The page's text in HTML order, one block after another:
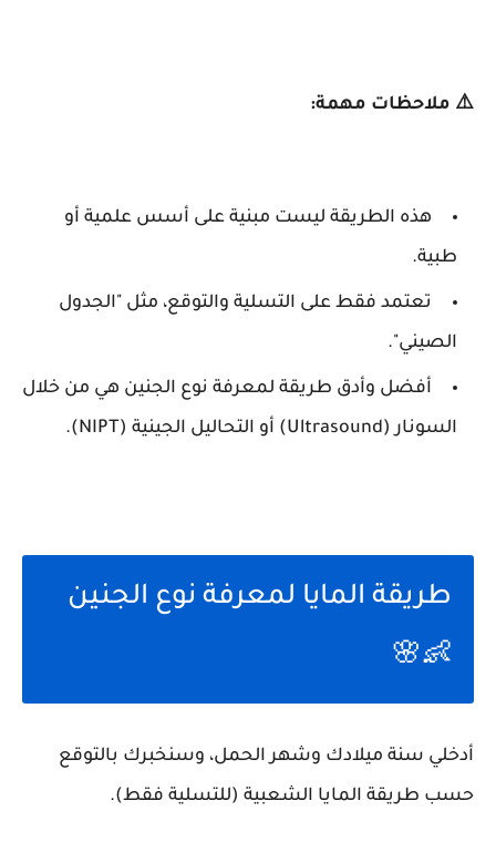
⚠️ ملاحظات مهمة:
هذه الطريقة ليست مبنية على أسس علمية أو
طبية.
تعتمد فقط على التسلية والتوقع، مثل "الجدول
الصيني".
أفضل وأدق طريقة لمعرفة نوع الجنين هي من خلال
السونار (Ultrasound) أو التحاليل الجينية (NIPT).
طريقة المايا لمعرفة نوع الجنين
👶🌸
أدخلي سنة ميلادك وشهر الحمل، وسنخبرك بالتوقع
حسب طريقة المايا الشعبية (للتسلية فقط).